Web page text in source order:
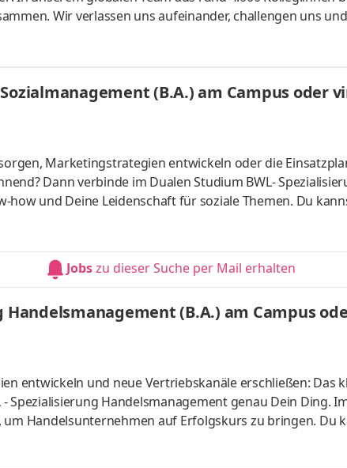
Wir verlassen uns aufeinander, challengen uns und
konti­nuierlich weiter. Ob Modelle für
Arbeitgeber kennen und finde deinen Platz bei uns.
(B.A.) am Campus oder
Marketingstrategien entwickeln oder die
Dann verbinde im Dualen Studium BWL-
und Deine Leidenschaft für soziale Themen. Du
Ort oder ganz flexibel virtuell. Deine Praxisphasen
Du kannst Dein Studium ohne Numerus clausus oder
anerkanntes Bachelorstudium mit praxisnahen
Jobszu dieser Suche per Mail erhalten
Handelsmanagement (B.A.) am Campus
entwickeln und neue Vertriebskanäle erschließen: Das
Spezialisierung Handelsmanagement genau Dein Ding.
Handelsunternehmen auf Erfolgskurs zu bringen. Du
Ort oder ganz flexibel virtuell. Deine Praxisphasen
Du kannst Dein Studium ohne Numerus clausus oder